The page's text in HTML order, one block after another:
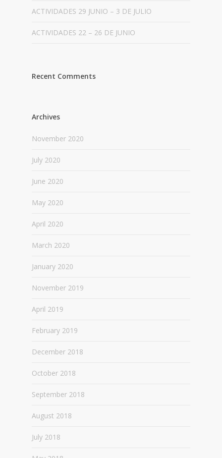
ACTIVIDADES 29 JUNIO – 3 DE JULIO
ACTIVIDADES 22 – 26 DE JUNIO
Recent Comments
Archives
November 2020
July 2020
June 2020
May 2020
April 2020
March 2020
January 2020
November 2019
April 2019
February 2019
December 2018
October 2018
September 2018
August 2018
July 2018